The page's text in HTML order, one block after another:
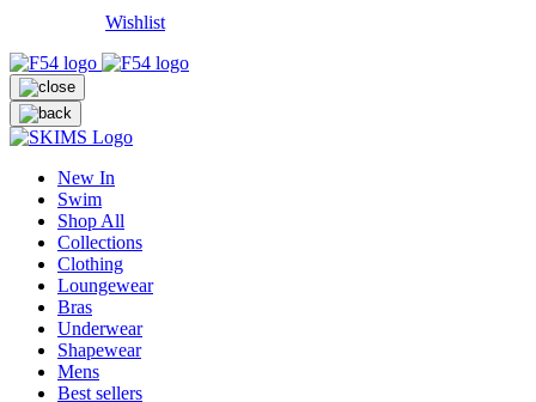
Wishlist
New In
Swim
Shop All
Collections
Clothing
Loungewear
Bras
Underwear
Shapewear
Mens
Best sellers